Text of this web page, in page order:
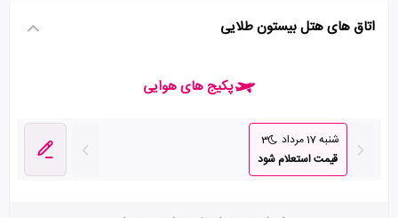
اتاق بازی
خدمات بیدار باش
اتاق های هتل بیستون طلایی
پکیج های هوایی
شنبه 17 مرداد
3
قیمت استعلام شود